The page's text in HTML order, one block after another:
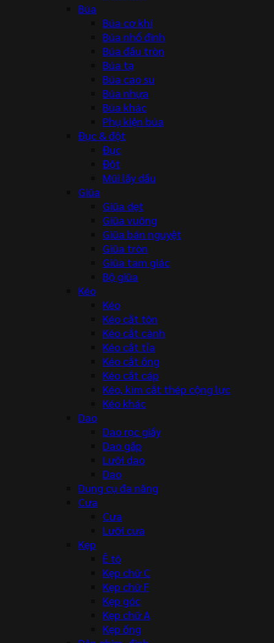
Búa
Búa cơ khí
Búa nhổ đinh
Búa đầu tròn
Búa tạ
Búa cao su
Búa nhựa
Búa khác
Phụ kiện búa
Đục & đột
Đục
Đột
Mũi lấy dấu
Giũa
Giũa dẹt
Giũa vuông
Giũa bán nguyệt
Giũa tròn
Giũa tam giác
Bộ giũa
Kéo
Kéo
Kéo cắt tôn
Kéo cắt cành
Kéo cắt tỉa
Kéo cắt ống
Kéo cắt cáp
Kéo, kìm cắt thép cộng lực
Kéo khác
Dao
Dao rọc giấy
Dao gấp
Lưỡi dao
Dao
Dụng cụ đa năng
Cưa
Cưa
Lưỡi cưa
Kẹp
Ê tô
Kẹp chữ C
Kẹp chữ F
Kẹp góc
Kẹp chữ A
Kẹp ống